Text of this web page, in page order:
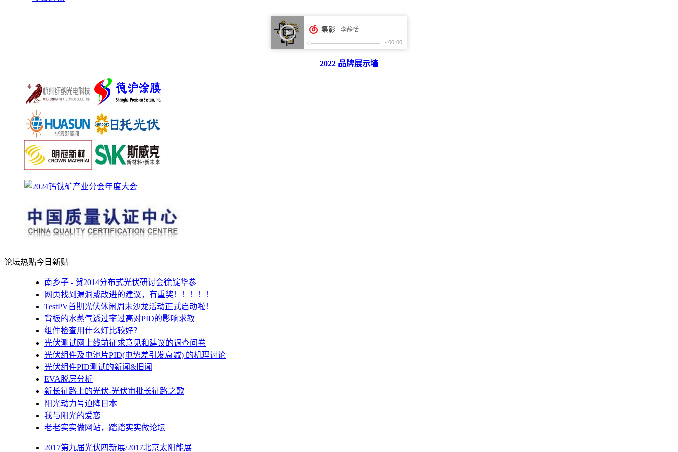
2022 品牌展示墙
论坛热贴今日新贴
南乡子 - 贺2014分布式光伏研讨会徐锭华参
网页找到漏洞或改进的建议，有重奖！！！！！
TestPV首期光伏休闲周末沙龙活动正式启动啦！
背板的水蒸气透过率过高对PID的影响求教
组件检查用什么灯比较好？
光伏测试网上线前征求意见和建议的调查问卷
光伏组件及电池片PID(电势差引发衰减) 的机理讨论
光伏组件PID测试的新闻&旧闻
EVA脱层分析
新长征路上的光伏-光伏审批长征路之歌
阳光动力号迫降日本
我与阳光的爱恋
老老实实做网站，踏踏实实做论坛
2017第九届光伏四新展/2017北京太阳能展